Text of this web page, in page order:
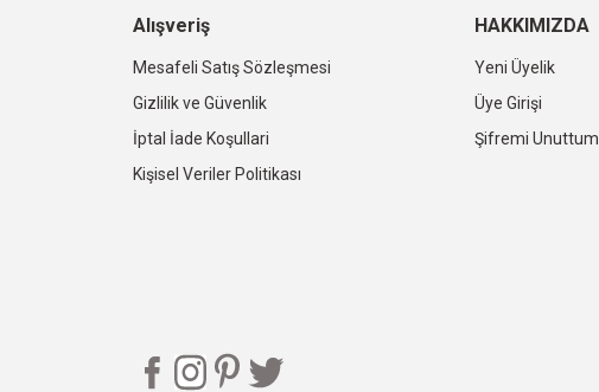
Alışveriş
Mesafeli Satış Sözleşmesi
Gizlilik ve Güvenlik
İptal İade Koşullari
Kişisel Veriler Politikası
HAKKIMIZDA
Yeni Üyelik
Üye Girişi
Şifremi Unuttum